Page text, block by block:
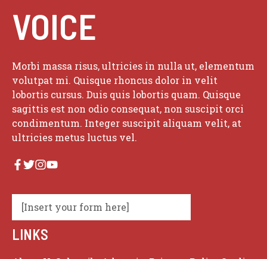
VOICE
Morbi massa risus, ultricies in nulla ut, elementum
volutpat mi. Quisque rhoncus dolor in velit
lobortis cursus. Duis quis lobortis quam. Quisque
sagittis est non odio consequat, non suscipit orci
condimentum. Integer suscipit aliquam velit, at
ultricies metus luctus vel.
[Insert your form here]
LINKS